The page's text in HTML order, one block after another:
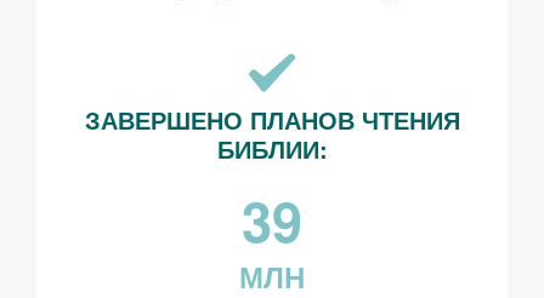
ЗАВЕРШЕНО ПЛАНОВ ЧТЕНИЯ
БИБЛИИ:
39
МЛН